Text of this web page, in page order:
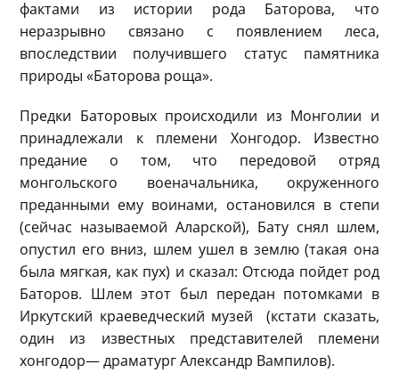
фактами из истории рода Баторова, что
неразрывно связано с появлением леса,
впоследствии получившего статус памятника
природы «Баторова роща».
Предки Баторовых происходили из Монголии и
принадлежали к племени Хонгодор. Известно
предание о том, что передовой отряд
монгольского военачальника, окруженного
преданными ему воинами, остановился в степи
(сейчас называемой Аларской), Бату снял шлем,
опустил его вниз, шлем ушел в землю (такая она
была мягкая, как пух) и сказал: Отсюда пойдет род
Баторов. Шлем этот был передан потомками в
Иркутский краеведческий музей (кстати сказать,
один из известных представителей племени
хонгодор— драматург Александр Вампилов).